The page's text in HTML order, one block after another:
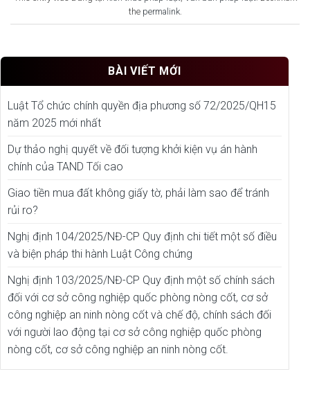
the permalink.
BÀI VIẾT MỚI
Luật Tổ chức chính quyền địa phương số 72/2025/QH15
năm 2025 mới nhất
Dự thảo nghị quyết về đối tượng khởi kiện vụ án hành
chính của TAND Tối cao
Giao tiền mua đất không giấy tờ, phải làm sao để tránh
rủi ro?
Nghị định 104/2025/NĐ-CP Quy định chi tiết một số điều
và biện pháp thi hành Luật Công chứng
Nghị định 103/2025/NĐ-CP Quy định một số chính sách
đối với cơ sở công nghiệp quốc phòng nòng cốt, cơ sở
công nghiệp an ninh nòng cốt và chế độ, chính sách đối
với người lao động tại cơ sở công nghiệp quốc phòng
nòng cốt, cơ sở công nghiệp an ninh nòng cốt.